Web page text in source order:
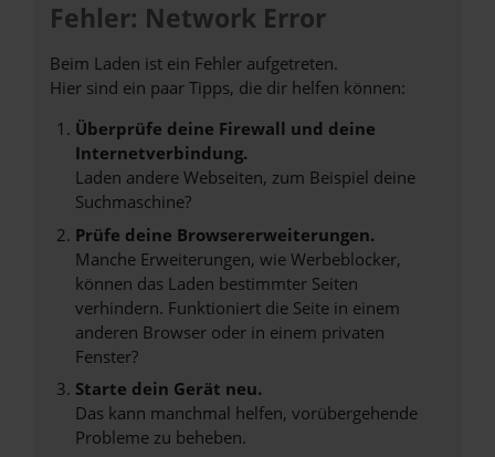
Fehler: Network Error
Beim Laden ist ein Fehler aufgetreten.
Hier sind ein paar Tipps, die dir helfen können:
Überprüfe deine Firewall und deine
Internetverbindung.
Laden andere Webseiten, zum Beispiel deine
Suchmaschine?
Prüfe deine Browsererweiterungen.
Manche Erweiterungen, wie Werbeblocker,
können das Laden bestimmter Seiten
verhindern. Funktioniert die Seite in einem
anderen Browser oder in einem privaten
Fenster?
Starte dein Gerät neu.
Das kann manchmal helfen, vorübergehende
Probleme zu beheben.